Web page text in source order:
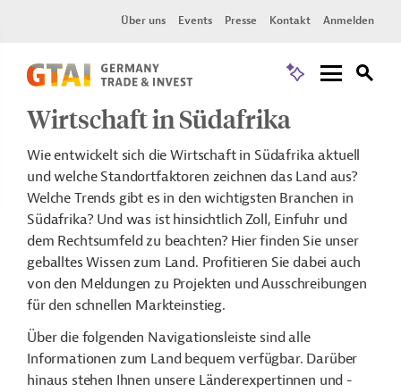
Über uns Events Presse Kontakt Anmelden
Wirtschaft in Südafrika
Wie entwickelt sich die Wirtschaft in Südafrika aktuell
und welche Standortfaktoren zeichnen das Land aus?
Welche Trends gibt es in den wichtigsten Branchen in
Südafrika? Und was ist hinsichtlich Zoll, Einfuhr und
dem Rechtsumfeld zu beachten? Hier finden Sie unser
geballtes Wissen zum Land. Profitieren Sie dabei auch
von den Meldungen zu Projekten und Ausschreibungen
für den schnellen Markteinstieg.
Über die folgenden Navigationsleiste sind alle
Informationen zum Land bequem verfügbar. Darüber
hinaus stehen Ihnen unsere Länderexpertinnen und -